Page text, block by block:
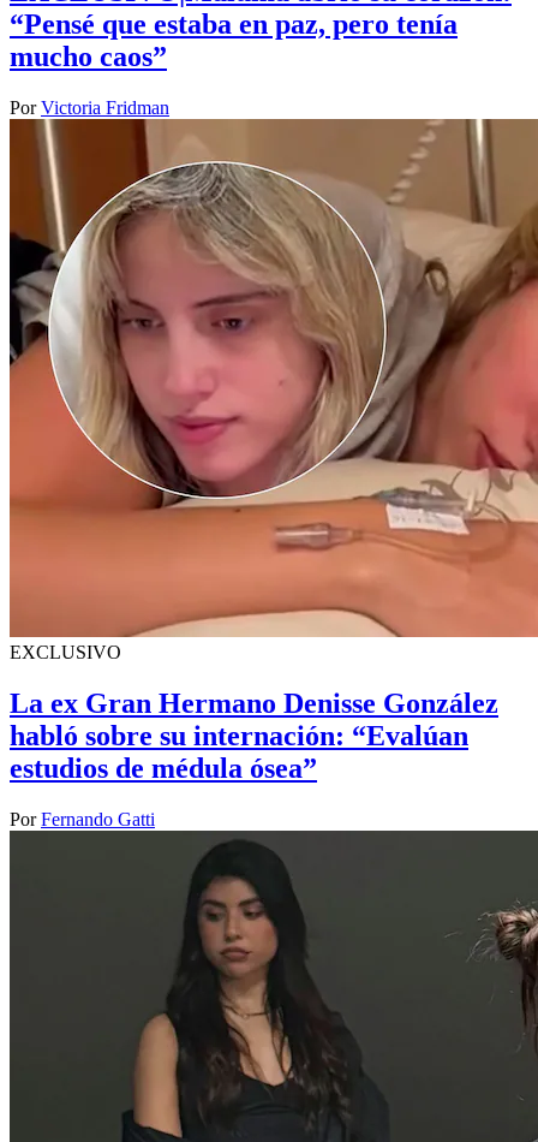
“Pensé que estaba en paz, pero tenía
mucho caos”
PorVictoria Fridman
EXCLUSIVO
La ex Gran Hermano Denisse González
habló sobre su internación: “Evalúan
estudios de médula ósea”
PorFernando Gatti